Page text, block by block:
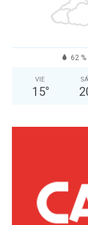
62 %
VIE
15°